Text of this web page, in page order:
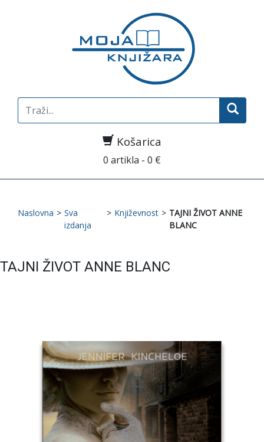
Search
for:
Košarica
0 artikla - 0 €
Naslovna > Sva
izdanja
> Književnost > TAJNI ŽIVOT ANNE
BLANC
TAJNI ŽIVOT ANNE BLANC